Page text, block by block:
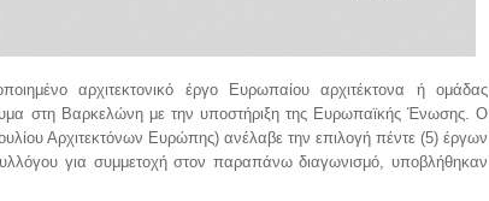
αρχιτεκτονικό έργο Ευρωπαίου αρχιτέκτονα ή ομάδας
στη Βαρκελώνη με την υποστήριξη της Ευρωπαϊκής Ένωσης. Ο
Αρχιτεκτόνων Ευρώπης) ανέλαβε την επιλογή πέντε (5) έργων
για συμμετοχή στον παραπάνω διαγωνισμό, υποβλήθηκαν